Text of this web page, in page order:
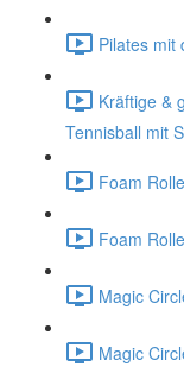
Pilates mit
Kräftige &
Tennisball mit
Foam
Foam
Magic
Magic